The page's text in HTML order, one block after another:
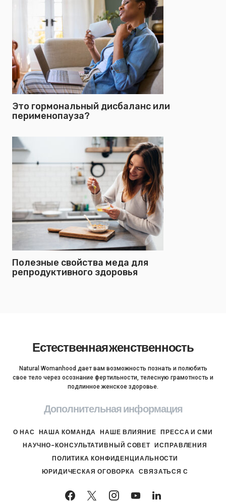
Это гормональный дисбаланс или
перименопауза?
Полезные свойства меда для
репродуктивного здоровья
Естественная женственность
Natural Womanhood дает вам возможность познать и полюбить
свое тело через осознание фертильности, телесную грамотность и
подлинное женское здоровье.
Дополнительная информация
О НАС НАША КОМАНДА НАШЕ ВЛИЯНИЕ
ПРЕССА И СМИ
НАУЧНО-КОНСУЛЬТАТИВНЫЙ СОВЕТ ИСПРАВЛЕНИЯ
ПОЛИТИКА КОНФИДЕНЦИАЛЬНОСТИ
ЮРИДИЧЕСКАЯ ОГОВОРКА
СВЯЗАТЬСЯ С